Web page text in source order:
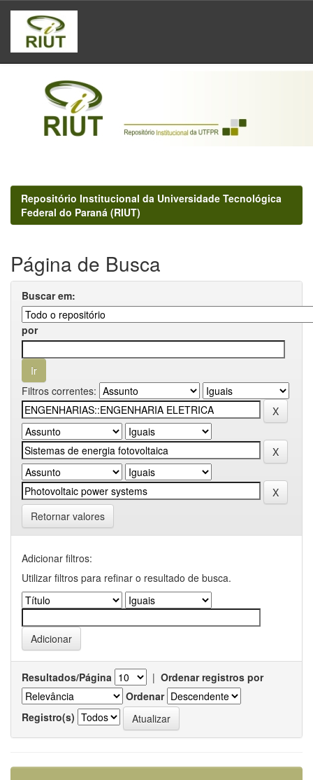
Skip
navigation
Repositório Institucional da Universidade Tecnológica
Federal do Paraná (RIUT)
Página de Busca
Buscar em:
por
Filtros correntes:
Retornar valores
Adicionar filtros:
Utilizar filtros para refinar o resultado de busca.
Resultados/Página | Ordenar registros por
Ordenar
Registro(s)